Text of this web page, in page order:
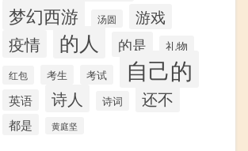
梦幻西游 汤圆 游戏
疫情 的人 的是 礼物
红包 考生 考试 自己的
英语 诗人 诗词 还不
都是 黄庭坚